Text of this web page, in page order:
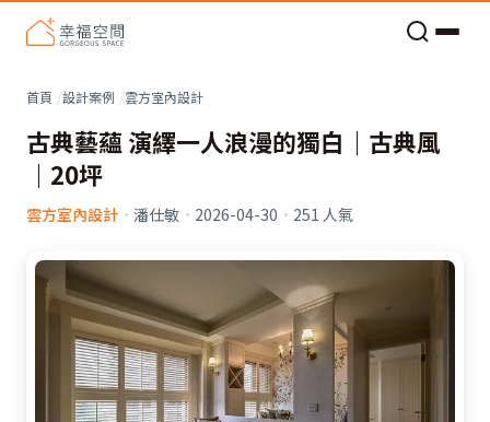
首頁 設計案例 雲方室內設計
古典藝蘊 演繹一人浪漫的獨白｜古典風
｜20坪
雲方室內設計 · 潘仕敏 · 2026-04-30 · 251 人氣